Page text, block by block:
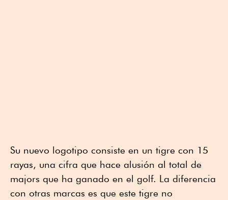
Su nuevo logotipo consiste en un tigre con 15
rayas, una cifra que hace alusión al total de
majors que ha ganado en el golf. La diferencia
con otras marcas es que este tigre no